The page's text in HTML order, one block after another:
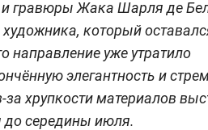
и гравюры Жака Шарля де
который
направление уже утратило
элегантность и
хрупкости материалов
до середины июля.